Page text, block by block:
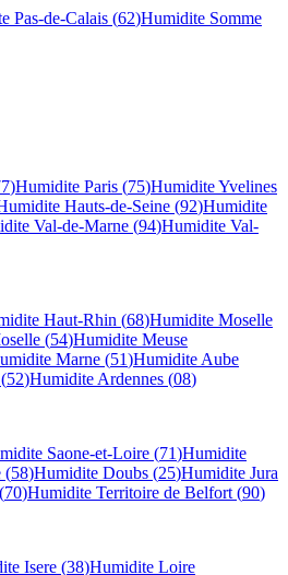
Pas-de-Calais (62)Humidite Somme
)Humidite Paris (75)HumiditeYvelines
Hauts-de-Seine (92)Humidite
Val-de-Marne (94)Humidite Val-
Haut-Rhin (68)Humidite Moselle
(54)Humidite Meuse
Marne (51)Humidite Aube
(52)Humidite Ardennes (08)
Saone-et-Loire (71)Humidite
(58)Humidite Doubs (25)Humidite Jura
(70)Humidite Territoire de Belfort (90)
Isere (38)Humidite Loire